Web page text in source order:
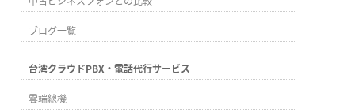
ブログ一覧
台湾クラウドPBX・電話代行サービス
雲端總機